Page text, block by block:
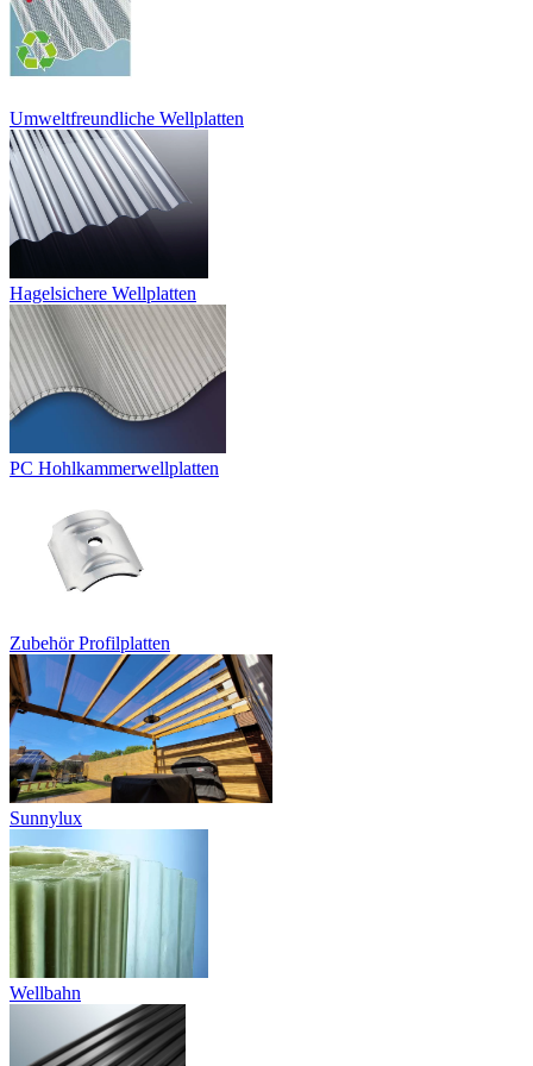
Umweltfreundliche Wellplatten
Hagelsichere Wellplatten
PC Hohlkammerwellplatten
Zubehör Profilplatten
Sunnylux
Wellbahn